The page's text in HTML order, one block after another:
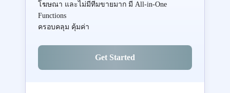
โฆษณา และไม่มีทีมขายมาก มี All-in-One
Functions
ครอบคลุม คุ้มค่า
Get Started